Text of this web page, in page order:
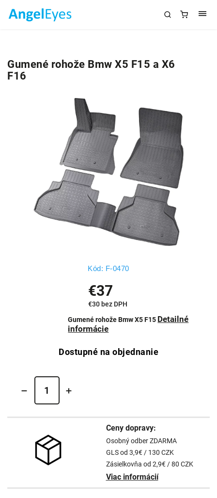
Gumené rohože Bmw X5 F15 a X6
F16
Kód: F-0470
€37
€30 bez DPH
Gumené rohože Bmw X5 F15 Detailné
informácie
Dostupné na objednanie
Ceny dopravy:
Osobný odber ZDARMA
GLS od 3,9€ / 130 CZK
Zásielkovňa od 2,9€ / 80 CZK
Viac informácií